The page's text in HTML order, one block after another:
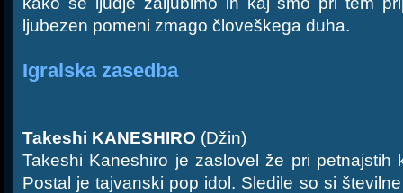
ljubezen pomeni zmago človeškega duha.
Igralska zasedba
Takeshi KANESHIRO (Džin)
Takeshi Kaneshiro je zaslovel že pri petnajstih
Postal je tajvanski pop idol. Sledile so si